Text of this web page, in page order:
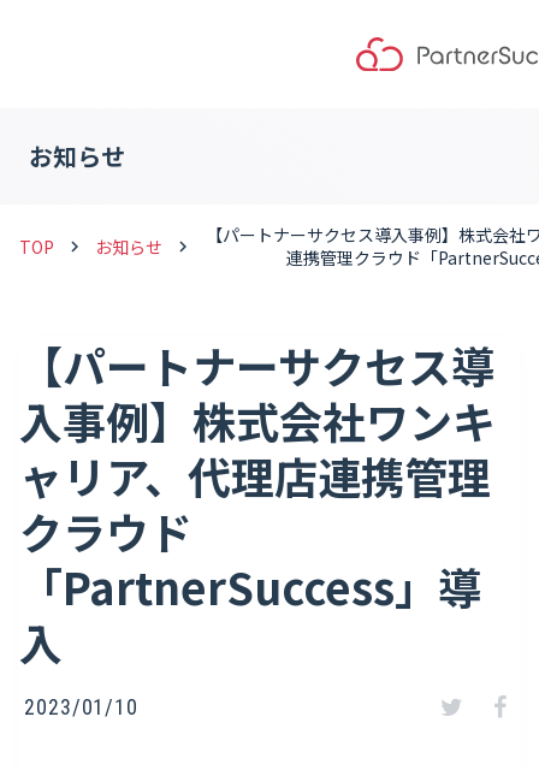
お知らせ
TOP keyboard_arrow_right お知らせ keyboard_arrow_right
【パートナーサクセス導入事例】株式会社
連携管理クラウド「
【パートナーサクセス導
入事例】株式会社ワンキ
ャリア、代理店連携管理
クラウド
「PartnerSuccess」導
入
2023/01/10